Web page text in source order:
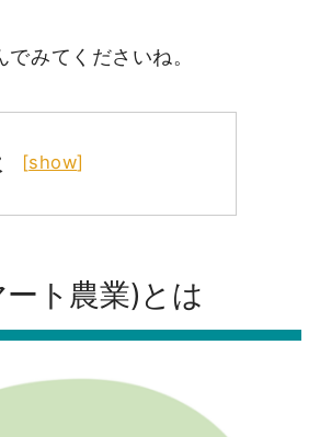
みてくださいね。
[show]
ト農業)とは